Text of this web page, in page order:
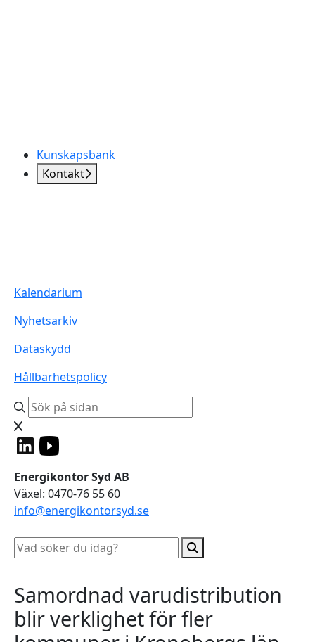
Kunskapsbank
Kontakt
Kalendarium
Nyhetsarkiv
Dataskydd
Hållbarhetspolicy
Energikontor Syd AB
Växel: 0470-76 55 60
info@energikontorsyd.se
Samordnad varudistribution
blir verklighet för fler